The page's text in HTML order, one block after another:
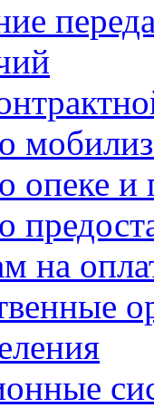
опеке и
на